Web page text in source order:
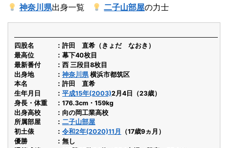
神奈川県出身一覧 二子山部屋の力士
四股名
許田 直希（きょだ なおき）
最高位
幕下40枚目
最新番付
西 三段目8枚目
出身地
神奈川県 横浜市都筑区
本名
許田 直希
生年月日
平成15年(2003)2月4日（23歳）
身長・体重
176.3cm・159kg
出身高校
向の岡工業高校
所属部屋
二子山部屋
初土俵
令和2年(2020)11月
（17歳9ヵ月）
優勝
無し